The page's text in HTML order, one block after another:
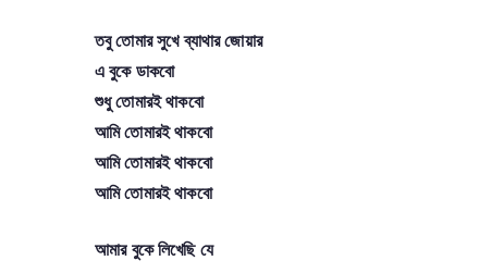
তবু তোমার সুখে ব্যাথার জোয়ার
এ বুকে ডাকবো
শুধু তোমারই থাকবো
আমি তোমারই থাকবো
আমি তোমারই থাকবো
আমি তোমারই থাকবো
আমার বুকে লিখেছি যে